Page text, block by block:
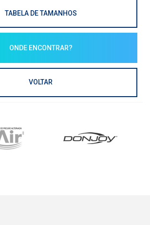
TABELA DE TAMANHOS
ONDE ENCONTRAR?
VOLTAR